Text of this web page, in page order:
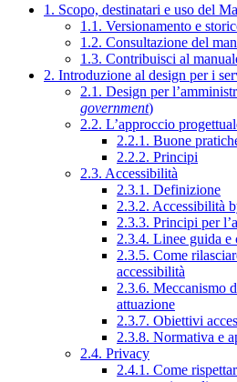
1. Scopo, destinatari e uso del
1.1. Versionamento e
1.2. Consultazione del
1.3. Contribuisci al
2. Introduzione al design per i
2.1. Design per
government)
2.2. L’approccio
2.2.1. Buone
2.2.2. Principi
2.3. Accessibilità
2.3.1. Definizione
2.3.2. Accessibilità
2.3.3. Principi per
2.3.4. Linee guida e
2.3.5. Come
accessibilità
2.3.6. Meccanismo
attuazione
2.3.7. Obiettivi
2.3.8. Normativa e
2.4. Privacy
2.4.1. Come